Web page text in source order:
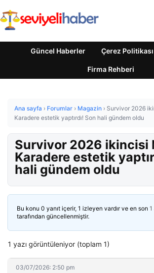
Güncel Haberler Çerez Politikası
Firma Rehberi
Ana sayfa › Forumlar › Magazin › Survivor 2026
Karadere estetik yaptırdı! Son hali gündem oldu
Survivor 2026 ikincisi
Karadere estetik
hali gündem oldu
Bu konu 0 yanıt içerir, 1 izleyen vardır ve en son
tarafından güncellenmiştir.
1 yazı görüntüleniyor (toplam 1)
03/07/2026: 2:50 pm